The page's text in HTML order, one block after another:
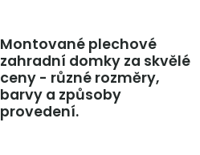
Montované plechové
zahradní domky za skvělé
ceny - různé rozměry,
barvy a způsoby
provedení.